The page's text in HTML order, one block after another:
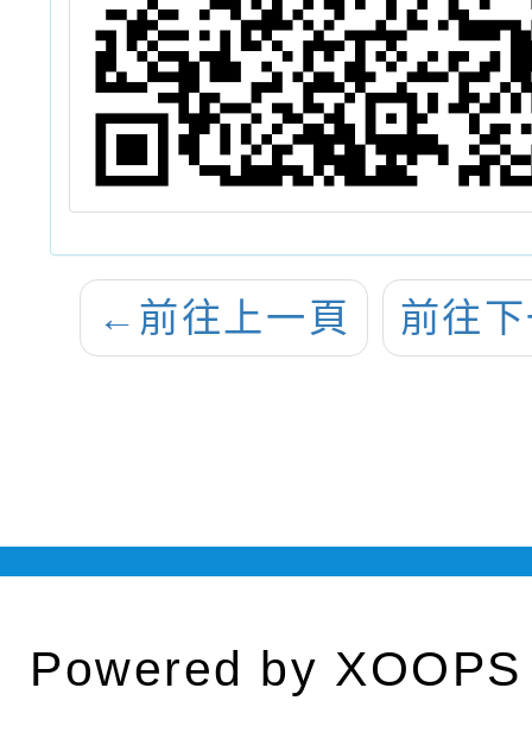
← 前往上一頁 前往
Powered by XOOPS